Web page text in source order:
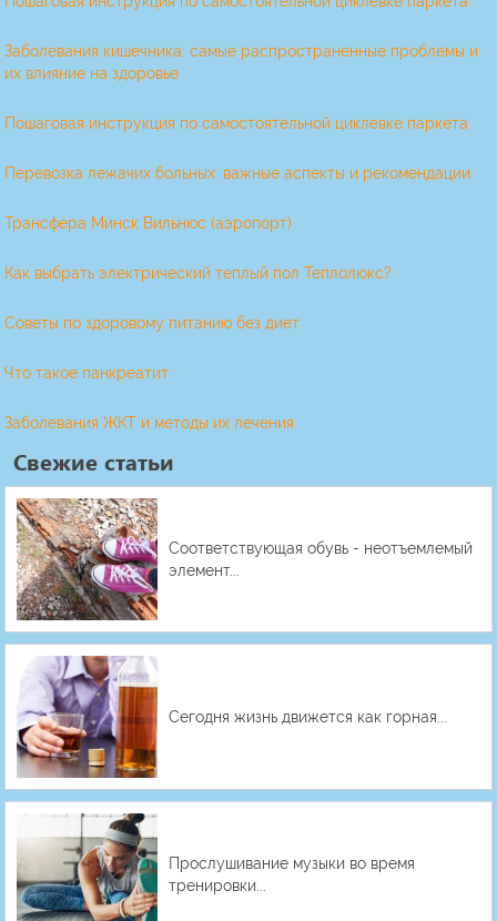
Заболевания кишечника: самые распространенные проблемы и
их влияние на здоровье
Пошаговая инструкция по самостоятельной циклевке паркета
Перевозка лежачих больных: важные аспекты и рекомендации
Трансфера Минск Вильнюс (аэропорт)
Как выбрать электрический теплый пол Теплолюкс?
Советы по здоровому питанию без диет
Что такое панкреатит
Заболевания ЖКТ и методы их лечения
Свежие статьи
Соответствующая обувь - неотъемлемый
элемент...
Сегодня жизнь движется как горная...
Прослушивание музыки во время
тренировки...